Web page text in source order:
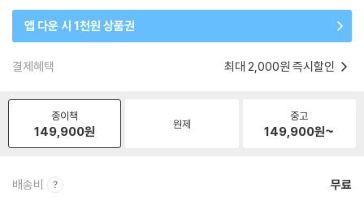
앱 다운 시 1천원 상품권
결제혜택 최대 2,000원 즉시할인
종이책
149,900원 원제
중고
149,900원~
배송비 무료